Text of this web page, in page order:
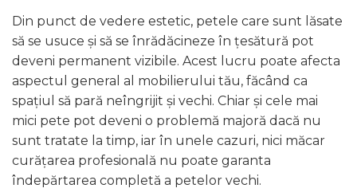
Din punct de vedere estetic, petele care sunt lăsate
să se usuce și să se înrădăcineze în țesătură pot
deveni permanent vizibile. Acest lucru poate afecta
aspectul general al mobilierului tău, făcând ca
spațiul să pară neîngrijit și vechi. Chiar și cele mai
mici pete pot deveni o problemă majoră dacă nu
sunt tratate la timp, iar în unele cazuri, nici măcar
curățarea profesională nu poate garanta
îndepărtarea completă a petelor vechi.